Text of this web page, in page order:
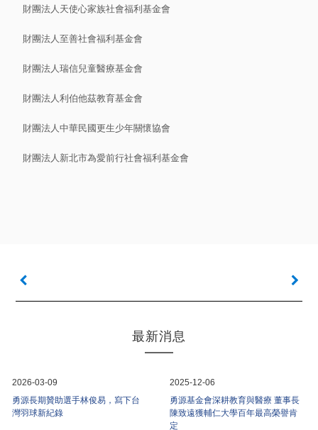
財團法人天使心家族社會福利基金會
財團法人至善社會福利基金會
財團法人瑞信兒童醫療基金會
財團法人利伯他茲教育基金會
財團法人中華民國更生少年關懷協會
財團法人新北市為愛前行社會福利基金會
最新消息
2026-03-09
勇源長期贊助選手林俊易，寫下台
灣羽球新紀錄
2025-12-06
勇源基金會深耕教育與醫療 董事長
陳致遠獲輔仁大學百年最高榮譽肯
定